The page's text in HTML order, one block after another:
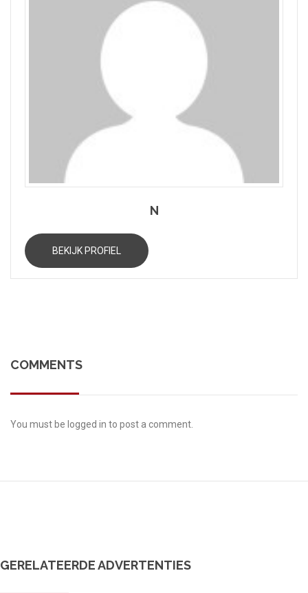
N
BEKIJK PROFIEL
COMMENTS
You must be logged in to post a comment.
GERELATEERDE ADVERTENTIES